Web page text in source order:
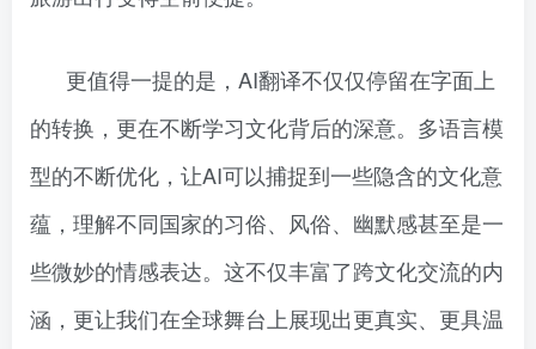
更值得一提的是，AI翻译不仅仅停留在字面上
的转换，更在不断学习文化背后的深意。多语言模
型的不断优化，让AI可以捕捉到一些隐含的文化意
蕴，理解不同国家的习俗、风俗、幽默感甚至是一
些微妙的情感表达。这不仅丰富了跨文化交流的内
涵，更让我们在全球舞台上展现出更真实、更具温